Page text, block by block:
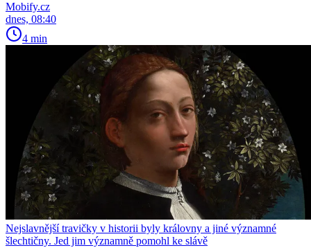
Mobify.cz
dnes, 08:40
4 min
Nejslavnější travičky v historii byly královny a jiné významné
šlechtičny. Jed jim významně pomohl ke slávě